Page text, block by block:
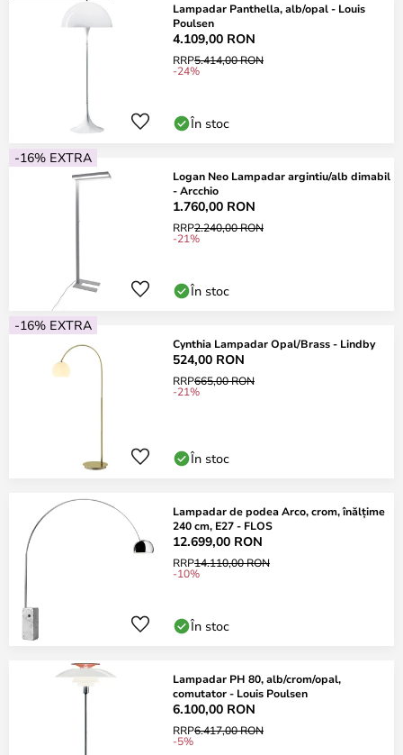
Lampadar Panthella, alb/opal - Louis
Poulsen
4.109,00 RON
RRP5.414,00 RON
-24%
În stoc
-16% EXTRA
Logan Neo Lampadar argintiu/alb dimabil
- Arcchio
1.760,00 RON
RRP2.240,00 RON
-21%
În stoc
-16% EXTRA
Cynthia Lampadar Opal/Brass - Lindby
524,00 RON
RRP665,00 RON
-21%
În stoc
Lampadar de podea Arco, crom, înălțime
240 cm, E27 - FLOS
12.699,00 RON
RRP14.110,00 RON
-10%
În stoc
Lampadar PH 80, alb/crom/opal,
comutator - Louis Poulsen
6.100,00 RON
RRP6.417,00 RON
-5%